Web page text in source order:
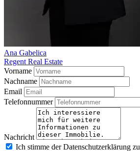
Ana Gabelica
Regent Real Estate
Vorname
Nachname
Email
Telefonnummer
Nachricht
Ich stimme der Datenschutzerklärung zu